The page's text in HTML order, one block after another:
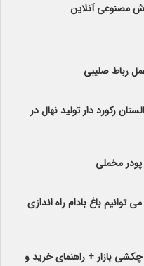
مصنوعی آنلاین
رباط صلیبی
رکورد دار تولید نهال­ در
مخملی
توانیم باغ بادام راه اندازی
بازار + راهنمای خرید و